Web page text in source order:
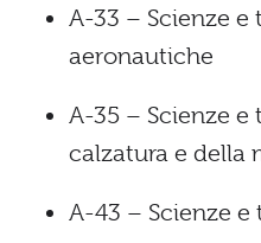
A-33 – Scienze e
aeronautiche
A-35 – Scienze
calzatura e della
A-43 – Scienze